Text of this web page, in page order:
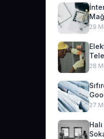
29
28
27